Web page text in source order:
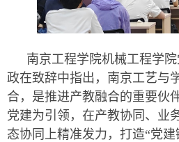
南京工程学院机械工程学
政在致辞中指出，南京工艺与
合，是推进产教融合的重要伙
党建为引领，在产教协同、业
态协同上精准发力，打造“党建